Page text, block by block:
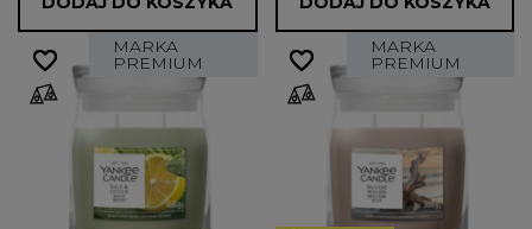
MARKA
PREMIUM
favorite_border
favorite_border MARKA
PREMIUM
favorite_border
favorite_border